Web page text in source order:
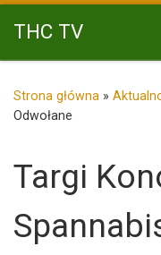
Przejdź do treści
THC TV
Strona główna »
Odwołane
Targi